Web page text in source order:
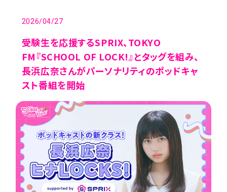
CONTENTS
PLAYLIST
VIRTUAL
EVENT
2026/04/27
受験生を応援するSPRIX、TOKYO
FM『SCHOOL OF LOCK!』とタッグを組み、
長浜広奈さんがパーソナリティのポッドキャ
スト番組を開始